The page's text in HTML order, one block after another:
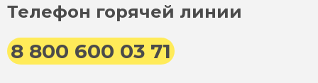
Телефон горячей линии
8 800 600 03 71